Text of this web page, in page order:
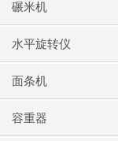
碾米机
水平旋转仪
面条机
容重器